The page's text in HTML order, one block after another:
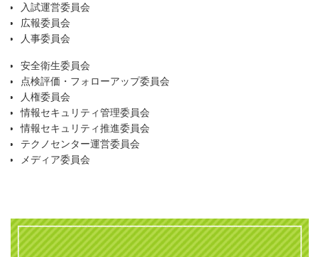
入試運営委員会
広報委員会
人事委員会
安全衛生委員会
点検評価・フォローアップ委員会
人権委員会
情報セキュリティ管理委員会
情報セキュリティ推進委員会
テクノセンター運営委員会
メディア委員会